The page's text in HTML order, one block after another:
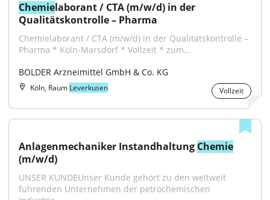
Chemielaborant / CTA (m/w/d) in der
Qualitätskontrolle – Pharma
Chemielaborant / CTA (m/w/d) in der Qualitätskontrolle –
Pharma * Köln-Marsdorf * Vollzeit * zum...
BOLDER Arzneimittel GmbH & Co. KG
Köln, Raum Leverkusen Vollzeit
Anlagenmechaniker Instandhaltung Chemie
(m/w/d)
UNSER KUNDEUnser Kunde gehört zu den weltweit
führenden Unternehmen der petrochemischen